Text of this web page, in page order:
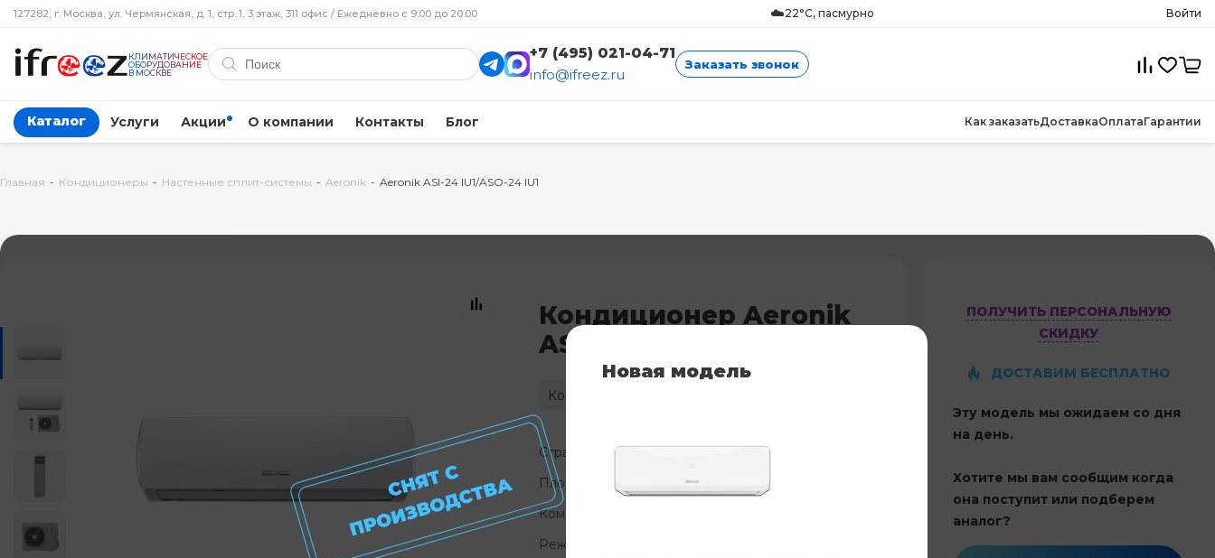
127282, г. Москва, ул. Чермянская, д. 1, стр. 1, 3 этаж, 311 офис / Ежедневно с 9:00 до 20:00 ☁️22°C, пасмурно Войти
КЛИМАТИЧЕСКОЕ
ОБОРУДОВАНИЕ
В МОСКВЕ
+7 (495) 021-04-71
info@ifreez.ru
Заказать звонок
Каталог Услуги Акции О компании Контакты Блог Как заказатьДоставкаОплатаГарантии
Главная - Кондиционеры - Настенные сплит-системы - Aeronik - Aeronik ASI-24 IU1/ASO-24 IU1
Кондиционер Aeronik
ASI-24 IU1/ASO-24 IU1
Код: 6140
Страна
Площадь, м²
Компрессор
Режимы
ПОЛУЧИТЬ ПЕРСОНАЛЬНУЮ
СКИДКУ
ДОСТАВИМ БЕСПЛАТНО
Эту модель мы ожидаем со дня
на день.
Хотите мы вам сообщим когда
она поступит или подберем
аналог?
Новая модель